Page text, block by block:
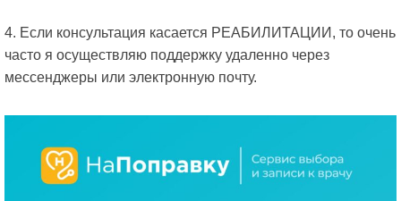
4. Если консультация касается РЕАБИЛИТАЦИИ, то очень
часто я осуществляю поддержку удаленно через
мессенджеры или электронную почту.